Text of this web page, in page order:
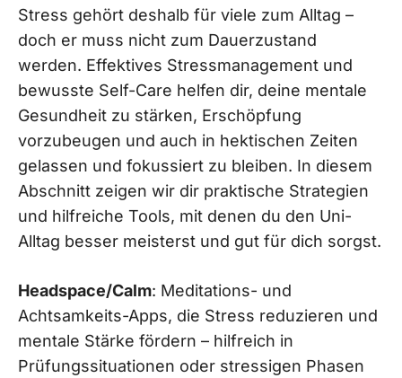
Stress gehört deshalb für viele zum Alltag –
doch er muss nicht zum Dauerzustand
werden. Effektives Stressmanagement und
bewusste Self-Care helfen dir, deine mentale
Gesundheit zu stärken, Erschöpfung
vorzubeugen und auch in hektischen Zeiten
gelassen und fokussiert zu bleiben. In diesem
Abschnitt zeigen wir dir praktische Strategien
und hilfreiche Tools, mit denen du den Uni-
Alltag besser meisterst und gut für dich sorgst.
Headspace/Calm: Meditations- und
Achtsamkeits-Apps, die Stress reduzieren und
mentale Stärke fördern – hilfreich in
Prüfungssituationen oder stressigen Phasen